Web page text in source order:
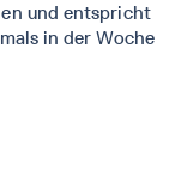
und entspricht
in der Woche